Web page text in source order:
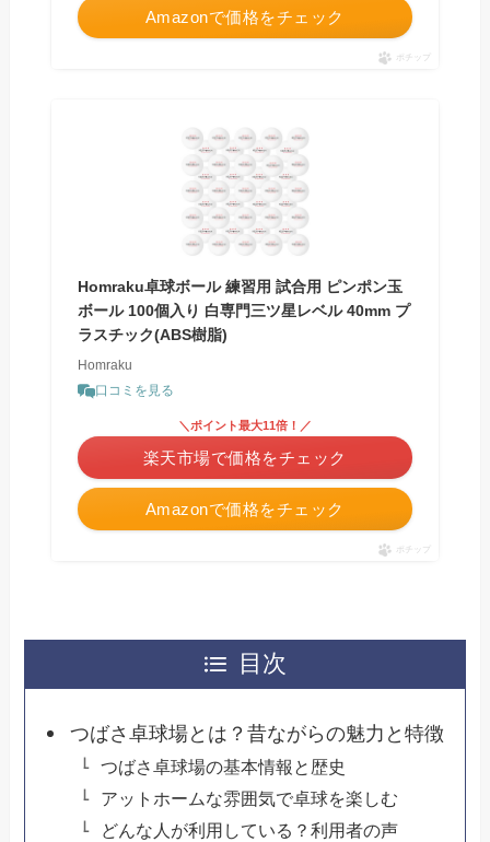
Amazonで価格をチェック
ポチップ
Homraku卓球ボール 練習用 試合用 ピンポン玉
ボール 100個入り 白専門三ツ星レベル 40mm プ
ラスチック(ABS樹脂)
Homraku
口コミを見る
Amazonで価格をチェック
＼ポイント最大11倍！／
楽天市場で価格をチェック
ポチップ
目次
つばさ卓球場とは？昔ながらの魅力と特徴
つばさ卓球場の基本情報と歴史
アットホームな雰囲気で卓球を楽しむ
どんな人が利用している？利用者の声